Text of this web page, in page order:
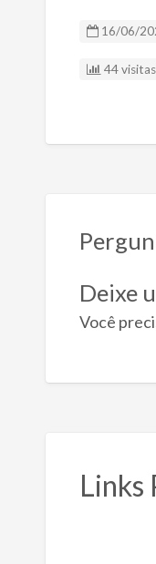
16/06/
44
Deixe
Você
Links